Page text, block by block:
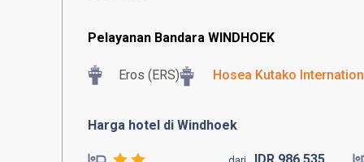
Pelayanan Bandara WINDHOEK
Eros (ERS) Hosea Kutako
Harga hotel di Windhoek
dari IDR 986.535